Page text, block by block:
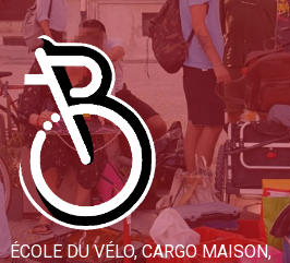
Skip
to
content
ÉCOLE DU VÉLO, CARGO MAISON,